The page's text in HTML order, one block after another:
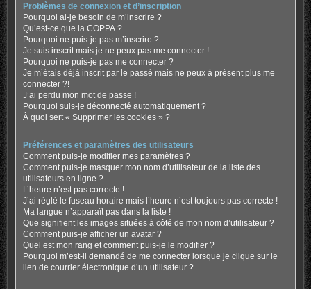
Problèmes de connexion et d’inscription
Pourquoi ai-je besoin de m’inscrire ?
Qu’est-ce que la COPPA ?
Pourquoi ne puis-je pas m’inscrire ?
Je suis inscrit mais je ne peux pas me connecter !
Pourquoi ne puis-je pas me connecter ?
Je m’étais déjà inscrit par le passé mais ne peux à présent plus me
connecter ?!
J’ai perdu mon mot de passe !
Pourquoi suis-je déconnecté automatiquement ?
À quoi sert « Supprimer les cookies » ?
Préférences et paramètres des utilisateurs
Comment puis-je modifier mes paramètres ?
Comment puis-je masquer mon nom d’utilisateur de la liste des
utilisateurs en ligne ?
L’heure n’est pas correcte !
J’ai réglé le fuseau horaire mais l’heure n’est toujours pas correcte !
Ma langue n’apparaît pas dans la liste !
Que signifient les images situées à côté de mon nom d’utilisateur ?
Comment puis-je afficher un avatar ?
Quel est mon rang et comment puis-je le modifier ?
Pourquoi m’est-il demandé de me connecter lorsque je clique sur le
lien de courrier électronique d’un utilisateur ?